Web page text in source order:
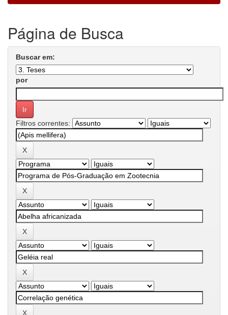
Página de Busca
Buscar em:
por
Filtros correntes: